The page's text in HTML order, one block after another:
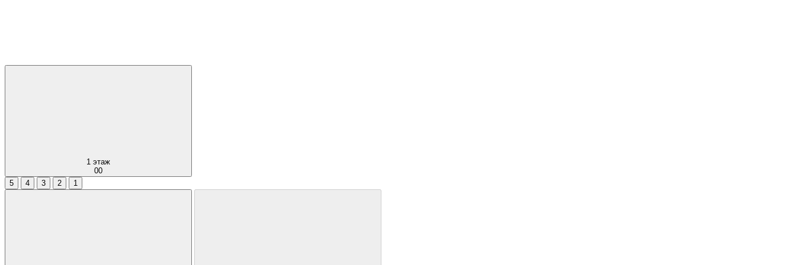
1 этаж
00
5
4 3 2 1